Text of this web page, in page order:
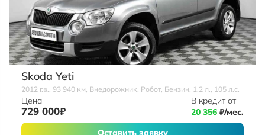
Skoda Yeti
2012 г.в., 93 940 км, Внедорожник, Робот, Бензин, 1.2 л., 105 л.с.
Цена
729 000₽
В кредит от
20 356 ₽/мес.
Оставить заявку